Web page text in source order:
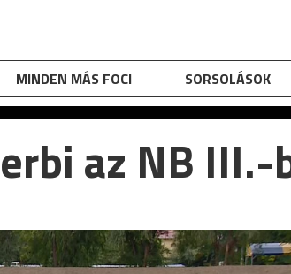
MINDEN MÁS FOCI SORSOLÁSOK
az NB